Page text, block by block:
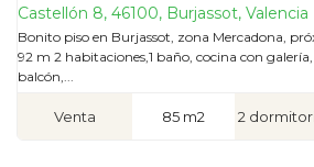
Castellón 8, 46100, Burjassot, Valencia
Bonito piso en Burjassot, zona Mercadona,
92 m 2 habitaciones,1 baño, cocina con
balcón,...
Venta 85 m2 2